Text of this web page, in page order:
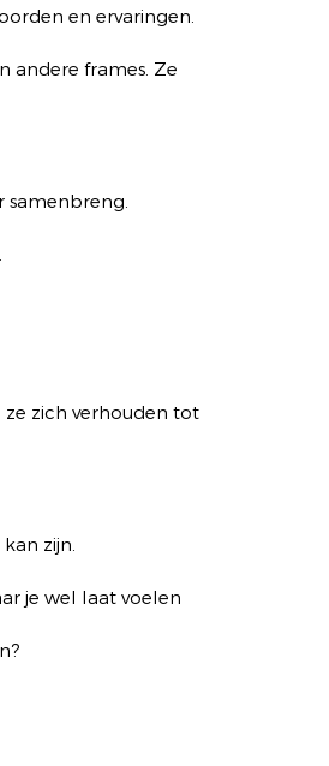
en ervaringen.
andere frames. Ze
samenbreng.
ze zich verhouden tot
zijn.
je wel laat voelen